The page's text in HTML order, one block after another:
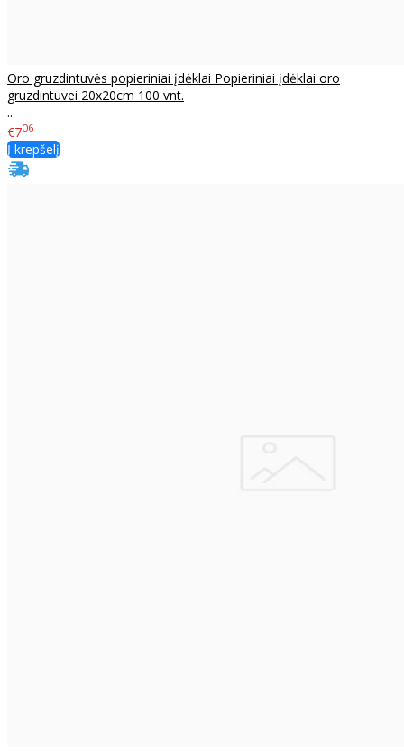
Oro gruzdintuvės popieriniai įdėklai Popieriniai įdėklai oro
gruzdintuvei 20x20cm 100 vnt.
..
€706
Į krepšelį